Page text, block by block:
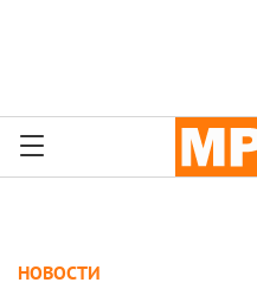
НОВОСТИ